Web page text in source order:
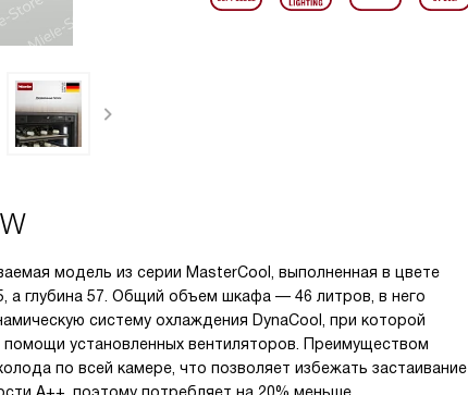
модель из серии MasterCool, выполненная в цвете
а глубина 57. Общий объем шкафа — 46 литров, в него
систему охлаждения DynaCool, при которой
установленных вентиляторов. Преимуществом
по всей камере, что позволяет избежать застаивание